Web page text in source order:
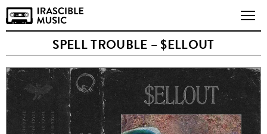
SPELL TROUBLE – $ELLOUT